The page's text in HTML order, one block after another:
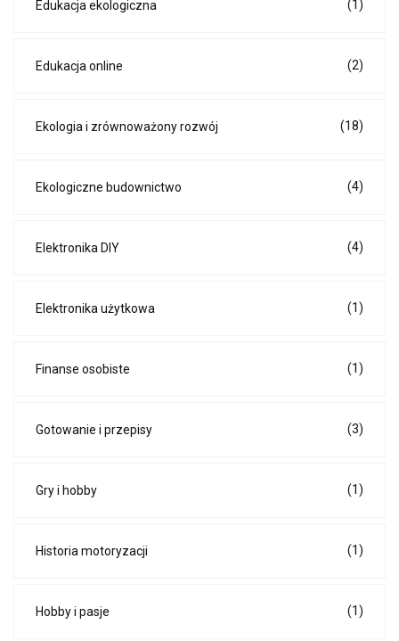
Edukacja ekologiczna (1)
Edukacja online (2)
Ekologia i zrównoważony rozwój (18)
Ekologiczne budownictwo (4)
Elektronika DIY (4)
Elektronika użytkowa (1)
Finanse osobiste (1)
Gotowanie i przepisy (3)
Gry i hobby (1)
Historia motoryzacji (1)
Hobby i pasje (1)